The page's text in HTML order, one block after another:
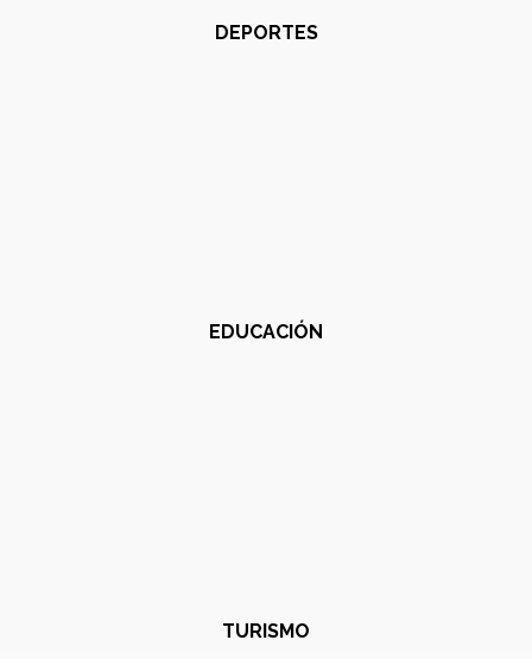
DEPORTES
EDUCACIÓN
TURISMO